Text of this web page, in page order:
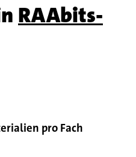
RAAbits-
pro Fach